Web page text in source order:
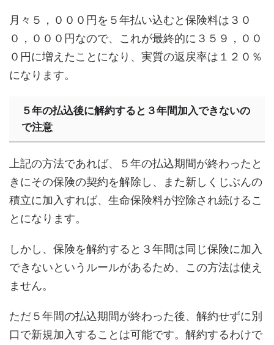
月々５，０００円を５年払い込むと保険料は３０
０，０００円なので、これが最終的に３５９，００
０円に増えたことになり、実質の返戻率は１２０％
になります。
５年の払込後に解約すると３年間加入できないの
で注意
上記の方法であれば、５年の払込期間が終わったと
きにその保険の契約を解除し、また新しくじぶんの
積立に加入すれば、生命保険料が控除され続けるこ
とになります。
しかし、保険を解約すると３年間は同じ保険に加入
できないというルールがあるため、この方法は使え
ません。
ただ５年間の払込期間が終わった後、解約せずに別
口で新規加入することは可能です。解約するわけで